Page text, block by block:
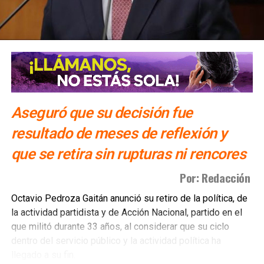
Aseguró que su decisión fue
resultado de meses de reflexión y
que se retira sin rupturas ni rencores
Por: Redacción
Octavio Pedroza Gaitán anunció su retiro de la política, de
la actividad partidista y de Acción Nacional, partido en el
que militó durante 33 años, al considerar que su ciclo
dentro del servicio público y la actividad política ha